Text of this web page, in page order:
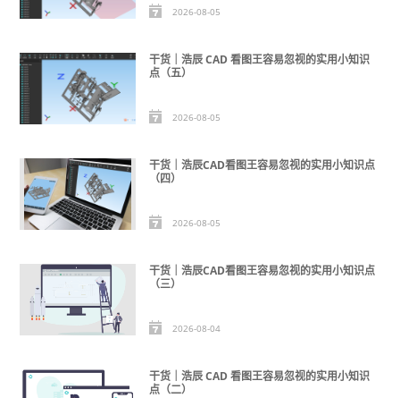
2026-08-05
干货｜浩辰 CAD 看图王容易忽视的实用小知识
点（五）
2026-08-05
干货｜浩辰CAD看图王容易忽视的实用小知识点
（四）
2026-08-05
干货｜浩辰CAD看图王容易忽视的实用小知识点
（三）
2026-08-04
干货｜浩辰 CAD 看图王容易忽视的实用小知识
点（二）